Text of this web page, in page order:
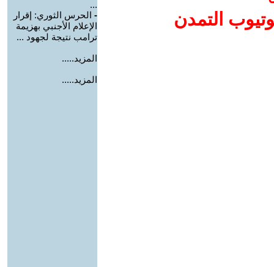
التمدن
...
- الحرس الثوري: إقرار
الإعلام الأجنبي بهزيمة
ترامب نتيجة لجهود ...
المزيد.....
المزيد.....